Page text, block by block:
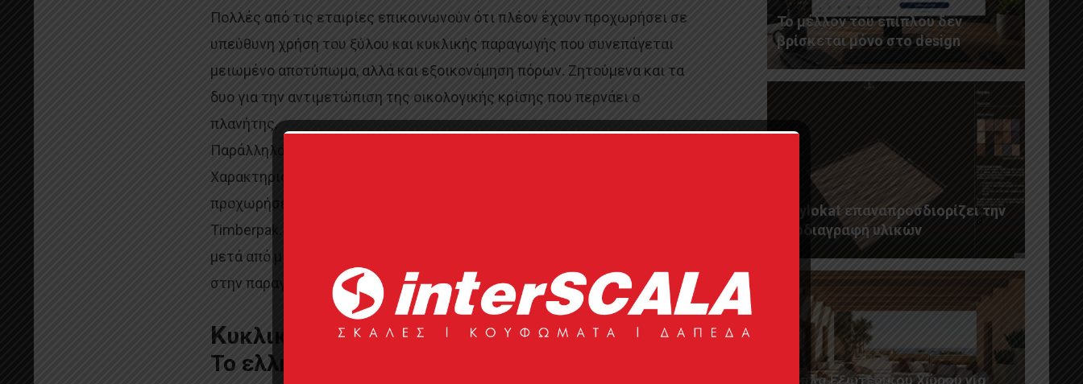
Πολλές από τις εταιρίες επικοινωνούν ότι πλέον έχουν προχωρήσει σε
υπεύθυνη χρήση του ξύλου και κυκλικής παραγωγής που συνεπάγεται
μειωμένο αποτύπωμα, αλλά και εξοικονόμηση πόρων. Ζητούμενα και τα
δυο για την αντιμετώπιση της οικολογικής κρίσης που περνάει ο
πλανήτης.
Παράλληλα, υπάρχουν εταιρίες που παίρνουν πιο δραστικά μέτρα.
Χαρακτηριστικό παράδειγμα, η Long Loop Recycling, o όμιλος έχει
προχωρήσει σε λειτουργία δική τους εταιρίας ανακύκλωσης, τη
Timberpak. Εκεί, μεταφέρονται φαινομενικά «άχρηστα» ξύλα τα οποία
μετά από μια προσεκτική και ιδιαίτερη επεξεργασία επιστρέφουν πίσω
στην παραγωγή και έτσι τροφοδοτείται η επαναχρησιμοποίηση υλικών.
Κυκλική οικονομία και αειφόρος ανάπτυξη:
Το ελληνικό παράδειγμα
Το μέλλον του επίπλου δεν
βρίσκεται μόνο στο design
Η Xylokat επαναπροσδιορίζει την
προδιαγραφή υλικών
Έπιπλα Εξωτερικού Χώρου για